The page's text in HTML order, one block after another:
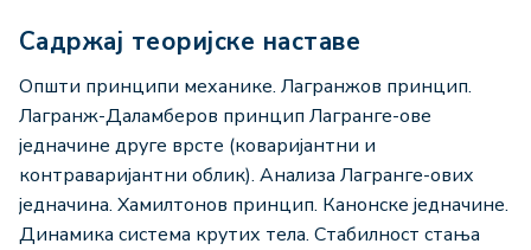
Садржај теоријске наставе
Општи принципи механике. Лагранжов принцип.
Лагранж-Даламберов принцип Лагранге-ове
једначине друге врсте (коваријантни и
контраваријантни облик). Анализа Лагранге-ових
једначина. Хамилтонов принцип. Канонске једначине.
Динамика система крутих тела. Стабилност стања